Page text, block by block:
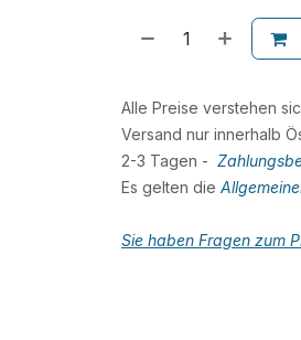
Alle Preise verstehen
Versand nur innerhalb
2-3 Tagen -
Es gelten die
Sie haben Fragen zum